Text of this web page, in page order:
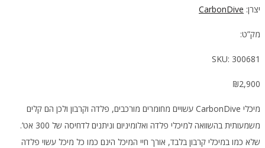
יצרן: CarbonDive
מק”ט:
SKU: 300681
₪2,900
מיכלי CarbonDive עשויים מחומרים מורכבים, פלדה וקרבון ולכן הם קלים
משמעותית בהשוואה למיכלי פלדה ואלומיניום וניתנים לדחיסה של 300 אט’.
שלא כמו במיכלי קרבון בלבד, אורך חיי המיכל הינם כמו כל מיכל עשוי פלדה